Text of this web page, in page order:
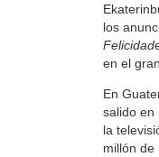
los
Felicidad
en el
En
salido en
la
millón de